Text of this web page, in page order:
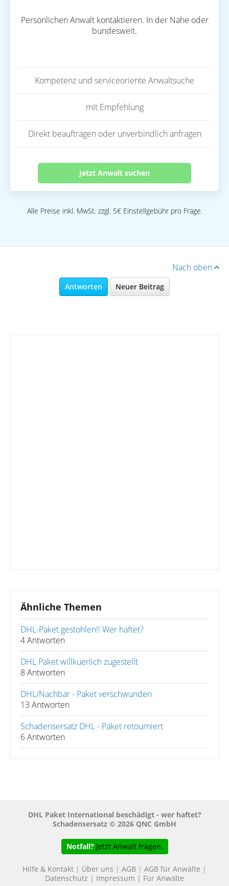
Persönlichen Anwalt kontaktieren. In der Nähe oder
bundesweit.
Kompetenz und serviceoriente Anwaltsuche
mit Empfehlung
Direkt beauftragen oder unverbindlich anfragen
Jetzt Anwalt suchen
Alle Preise inkl. MwSt. zzgl. 5€ Einstellgebühr pro Frage.
Nach oben
Antworten Neuer Beitrag
Ähnliche Themen
DHL-Paket gestohlen!! Wer haftet?
4 Antworten
DHL Paket willkuerlich zugestellt
8 Antworten
DHL/Nachbar - Paket verschwunden
13 Antworten
Schadensersatz DHL - Paket retourniert
6 Antworten
DHL Paket International beschädigt - wer haftet?
Schadensersatz © 2026 QNC GmbH
Notfall? Jetzt Anwalt fragen.
Hilfe & Kontakt | Über uns | AGB | AGB für Anwälte |
Datenschutz | Impressum | Für Anwälte